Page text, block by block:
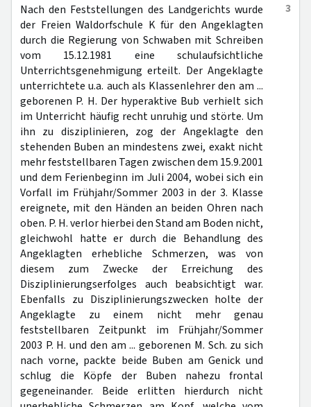
3
Nach den Feststellungen des Landgerichts wurde
der Freien Waldorfschule K für den Angeklagten
durch die Regierung von Schwaben mit Schreiben
vom 15.12.1981 eine schulaufsichtliche
Unterrichtsgenehmigung erteilt. Der Angeklagte
unterrichtete u.a. auch als Klassenlehrer den am ...
geborenen P. H. Der hyperaktive Bub verhielt sich
im Unterricht häufig recht unruhig und störte. Um
ihn zu disziplinieren, zog der Angeklagte den
stehenden Buben an mindestens zwei, exakt nicht
mehr feststellbaren Tagen zwischen dem 15.9.2001
und dem Ferienbeginn im Juli 2004, wobei sich ein
Vorfall im Frühjahr/Sommer 2003 in der 3. Klasse
ereignete, mit den Händen an beiden Ohren nach
oben. P. H. verlor hierbei den Stand am Boden nicht,
gleichwohl hatte er durch die Behandlung des
Angeklagten erhebliche Schmerzen, was von
diesem zum Zwecke der Erreichung des
Disziplinierungserfolges auch beabsichtigt war.
Ebenfalls zu Disziplinierungszwecken holte der
Angeklagte zu einem nicht mehr genau
feststellbaren Zeitpunkt im Frühjahr/Sommer
2003 P. H. und den am ... geborenen M. Sch. zu sich
nach vorne, packte beide Buben am Genick und
schlug die Köpfe der Buben nahezu frontal
gegeneinander. Beide erlitten hierdurch nicht